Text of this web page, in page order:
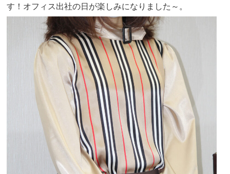
す！オフィス出社の日が楽しみになりました～。